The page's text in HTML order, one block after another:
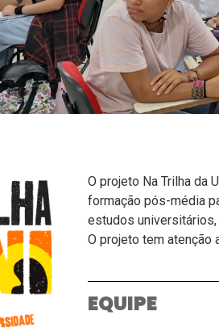
O projeto Na Trilha da
formação pós-média
estudos
O projeto tem atenção
EQUIPE